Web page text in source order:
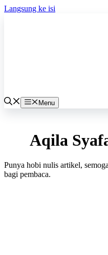
Langsung ke isi
Menu
Aqila
Punya hobi nulis artikel,
bagi pembaca.